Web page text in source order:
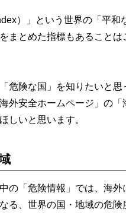
）」という世界の「平和
まとめた指標もあることは
険な国」を知りたいと思
外安全ホームページ」の「
しいと思います。
の「危険情報」では、海外
る、世界の国・地域の危険